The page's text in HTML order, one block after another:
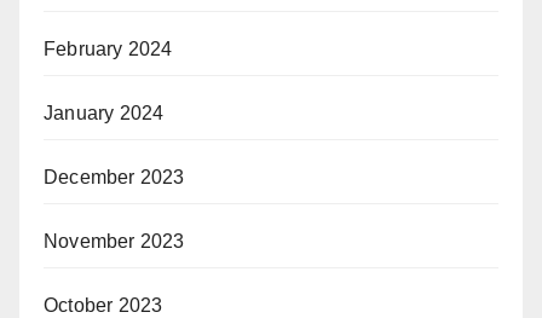
February 2024
January 2024
December 2023
November 2023
October 2023